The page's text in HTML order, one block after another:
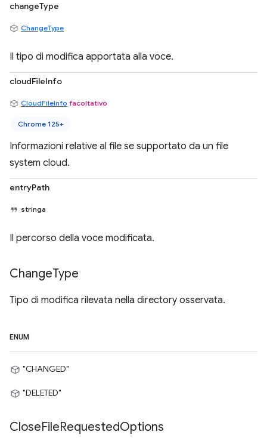
changeType
ChangeType
Il tipo di modifica apportata alla voce.
cloudFileInfo
CloudFileInfo facoltativo
Chrome 125+
Informazioni relative al file se supportato da un file
system cloud.
entryPath
stringa
Il percorso della voce modificata.
ChangeType
Tipo di modifica rilevata nella directory osservata.
ENUM
"CHANGED"
"DELETED"
CloseFileRequestedOptions